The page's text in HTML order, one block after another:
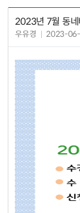
2023년 7월 동네
우유경 2023-